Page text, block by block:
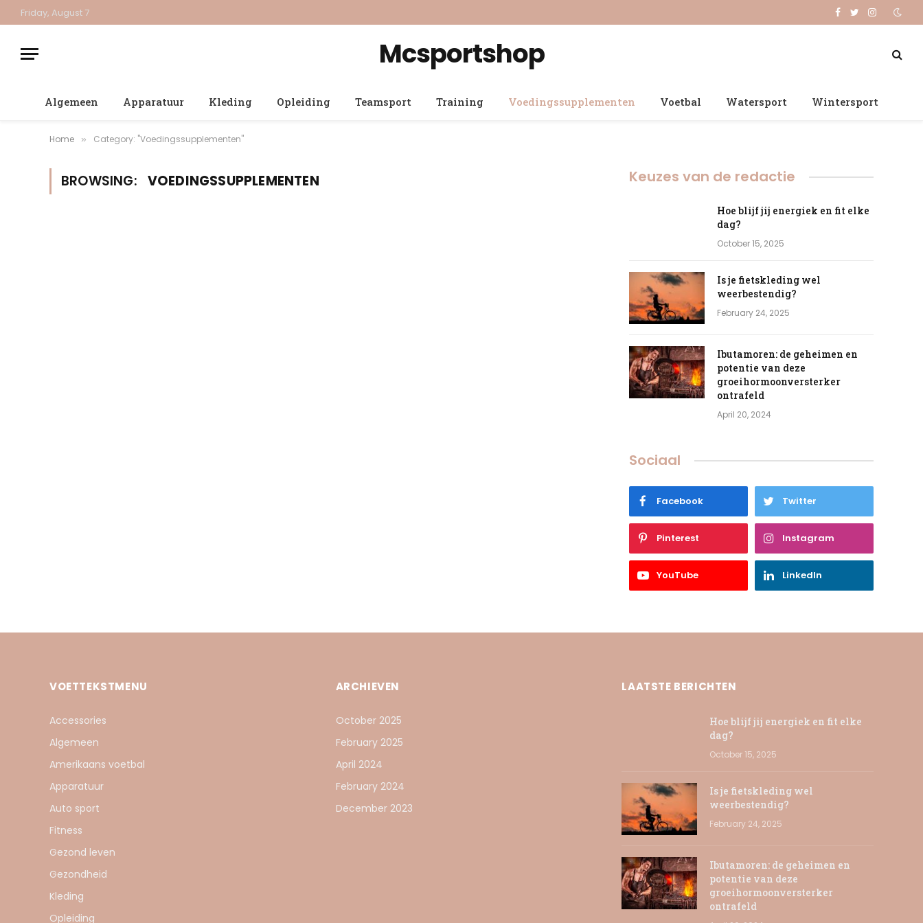
Friday, August 7 Facebook
TwitterInstagram
Mcsportshop
Algemeen Apparatuur Kleding Opleiding Teamsport Training Voedingssupplementen Voetbal Watersport Wintersport
Home » Category: "Voedingssupplementen"
BROWSING: VOEDINGSSUPPLEMENTEN Keuzes van de redactie
Hoe blijf jij energiek en fit elke
dag?
October 15, 2025
Is je fietskleding wel
weerbestendig?
February 24, 2025
Ibutamoren: de geheimen en
potentie van deze
groeihormoonversterker
ontrafeld
April 20, 2024
Sociaal
Facebook Twitter
Pinterest Instagram
YouTube LinkedIn
VOETTEKSTMENU
Accessories
Algemeen
Amerikaans voetbal
Apparatuur
Auto sport
Fitness
Gezond leven
Gezondheid
Kleding
Opleiding
ARCHIEVEN
October 2025
February 2025
April 2024
February 2024
December 2023
LAATSTE BERICHTEN
Hoe blijf jij energiek en fit elke
dag?
October 15, 2025
Is je fietskleding wel
weerbestendig?
February 24, 2025
Ibutamoren: de geheimen en
potentie van deze
groeihormoonversterker
ontrafeld